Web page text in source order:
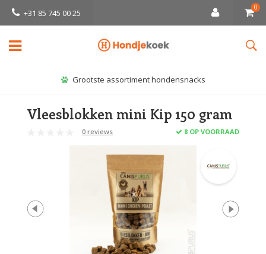
+31 85 745 00 25
0
Grootste assortiment hondensnacks
Vleesblokken mini Kip 150 gram
0 reviews 8 OP VOORRAAD